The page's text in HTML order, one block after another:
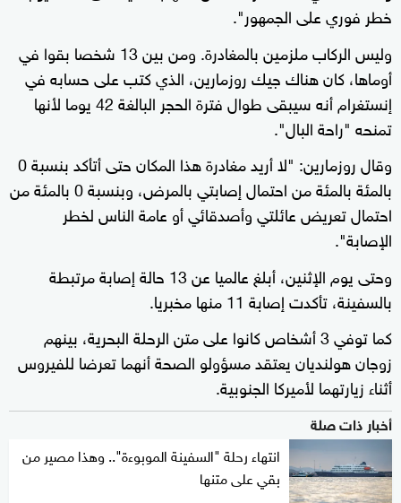
خطر فوري على الجمهور".
وليس الركاب ملزمين بالمغادرة. ومن بين 13 شخصا بقوا في
أوماها، كان هناك جيك روزمارين، الذي كتب على حسابه في
إنستغرام أنه سيبقى طوال فترة الحجر البالغة 42 يوما لأنها
تمنحه "راحة البال".
وقال روزمارين: "لا أريد مغادرة هذا المكان حتى أتأكد بنسبة 0
بالمئة بالمئة من احتمال إصابتي بالمرض، وبنسبة 0 بالمئة من
احتمال تعريض عائلتي وأصدقائي أو عامة الناس لخطر
الإصابة".
وحتى يوم الإثنين، أبلغ عالميا عن 13 حالة إصابة مرتبطة
بالسفينة، تأكدت إصابة 11 منها مخبريا.
كما توفي 3 أشخاص كانوا على متن الرحلة البحرية، بينهم
زوجان هولنديان يعتقد مسؤولو الصحة أنهما تعرضا للفيروس
أثناء زيارتهما لأميركا الجنوبية.
أخبار ذات صلة
انتهاء رحلة "السفينة الموبوءة".. وهذا مصير من
بقي على متنها